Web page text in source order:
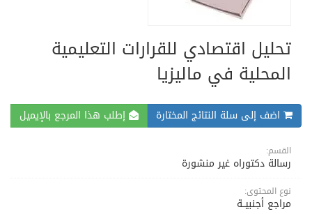
تحليل اقتصادي للقرارات التعليمية
المحلية في ماليزيا
اضف إلى سلة النتائج المختارة إطلب هذا المرجع بالإيميل
القسم:
رسالة دكتوراه غير منشورة
نوع المحتوى:
مراجع أجنبيــة